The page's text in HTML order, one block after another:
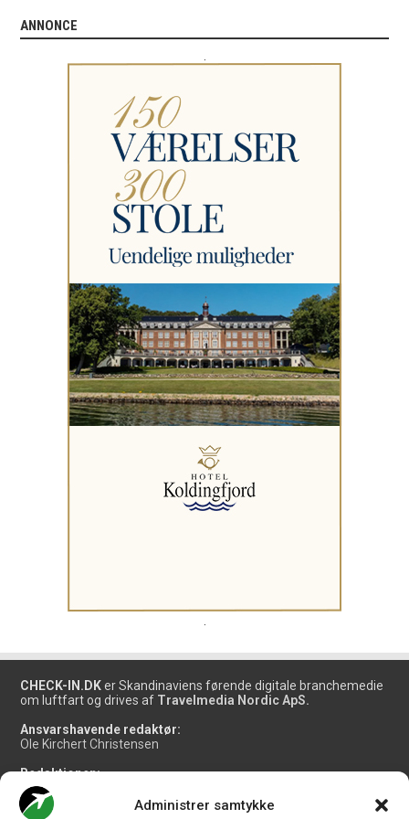
Administrer samtykke
ANNONCE
CHECK-IN.DK er Skandinaviens førende digitale branchemedie
om luftfart og drives af Travelmedia Nordic ApS.
Ansvarshavende redaktør:
Ole Kirchert Christensen
Redaktionen:
Christian Granhøj Skouboe
Henrik Baumgarten